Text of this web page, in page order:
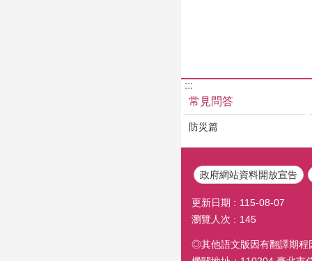
:::
常見問答
防災篇
政府網站資料開放宣告
更新日期
115-08-07
瀏覽人次
145
◎其他語文版因有翻譯期程